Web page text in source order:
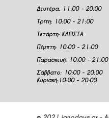
Δευτέρα: 11:00 - 20:00
Τρίτη: 10:00 - 21:00
Τετάρτη: ΚΛΕΙΣΤΑ
Πέμπτη: 10:00 - 21:00
Παρασκευή: 10:00 - 21:00
Σάββατο: 10:00 - 20:00
Κυριακή: 10:00 - 20:00